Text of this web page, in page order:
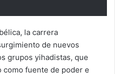
la carrera
de nuevos
grupos yihadistas, que
fuente de poder e